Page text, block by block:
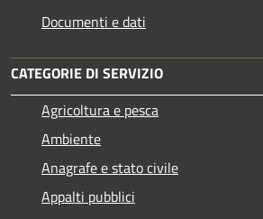
Documenti e dati
CATEGORIE DI SERVIZIO
Agricoltura e pesca
Ambiente
Anagrafe e stato civile
Appalti pubblici